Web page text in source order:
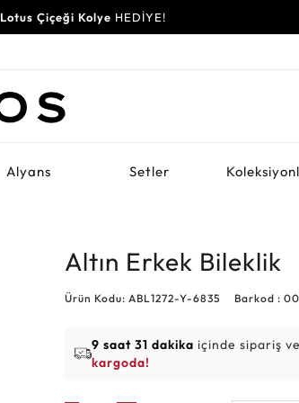
Lotus Çiçeği Kolye HEDİYE!
Alyans Setler
Altın Erkek Bileklik
Ürün Kodu: ABL1272-Y-6835 Barkod :
9 saat 31 dakika içinde sipariş
kargoda!